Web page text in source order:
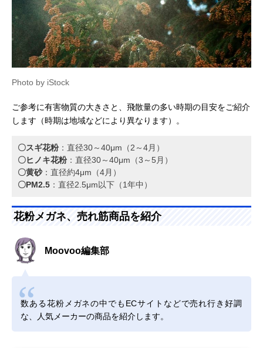
Photo by iStock
ご参考に有害物質の大きさと、飛散量の多い時期の目安をご紹介
します（時期は地域などにより異なります）。
〇スギ花粉：直径30～40μm（2～4月）
〇ヒノキ花粉：直径30～40μm（3～5月）
〇黄砂：直径約4μm（4月）
〇PM2.5 ：直径2.5μm以下（1年中）
花粉メガネ、売れ筋商品を紹介
Moovoo編集部
数ある花粉メガネの中でもECサイトなどで売れ行き好調
な、人気メーカーの商品を紹介します。